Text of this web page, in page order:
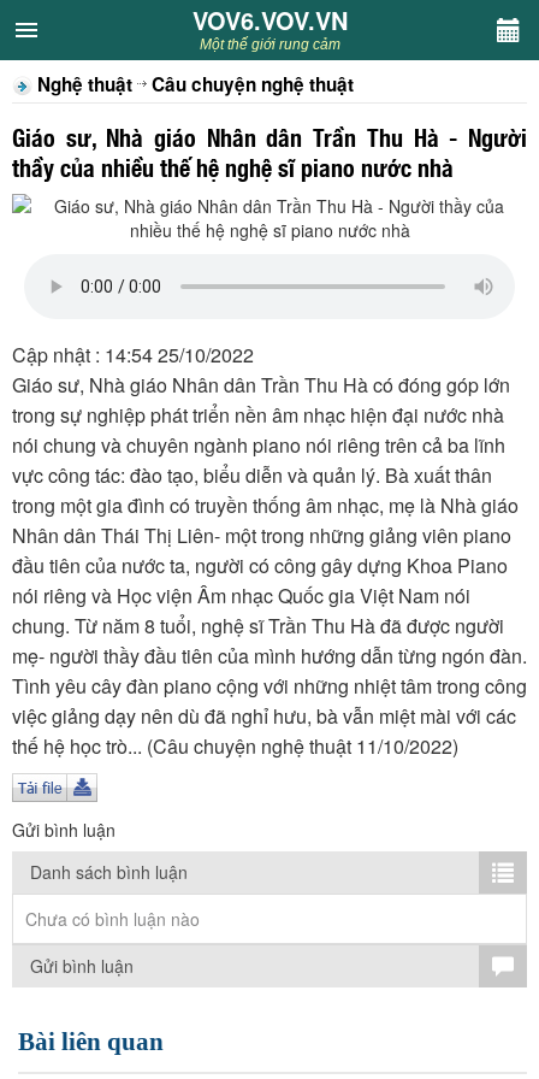
VOV6.VOV.VN
CHUYÊN MỤC
Khách VOV6
Văn học
Nghệ thuật
Thiếu nhi
Kết nối VOV6
TÌM KIẾM
Vận hành bởi QI Corp
VOV6.VOV.VN
Một thế giới rung cảm
Nghệ thuật Câu chuyện nghệ thuật
Giáo sư, Nhà giáo Nhân dân Trần Thu Hà - Người
thầy của nhiều thế hệ nghệ sĩ piano nước nhà
Cập nhật : 14:54 25/10/2022
Giáo sư, Nhà giáo Nhân dân Trần Thu Hà có đóng góp lớn
trong sự nghiệp phát triển nền âm nhạc hiện đại nước nhà
nói chung và chuyên ngành piano nói riêng trên cả ba lĩnh
vực công tác: đào tạo, biểu diễn và quản lý. Bà xuất thân
trong một gia đình có truyền thống âm nhạc, mẹ là Nhà giáo
Nhân dân Thái Thị Liên- một trong những giảng viên piano
đầu tiên của nước ta, người có công gây dựng Khoa Piano
nói riêng và Học viện Âm nhạc Quốc gia Việt Nam nói
chung. Từ năm 8 tuổi, nghệ sĩ Trần Thu Hà đã được người
mẹ- người thầy đầu tiên của mình hướng dẫn từng ngón đàn.
Tình yêu cây đàn piano cộng với những nhiệt tâm trong công
việc giảng dạy nên dù đã nghỉ hưu, bà vẫn miệt mài với các
thế hệ học trò... (Câu chuyện nghệ thuật 11/10/2022)
Gửi bình luận
Danh sách bình luận
Chưa có bình luận nào
Gửi bình luận
Bài liên quan